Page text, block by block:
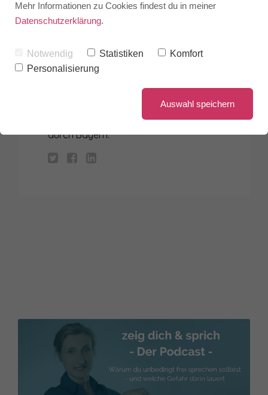
und ihren Mops durch Sylt. Franz jagt
im komplett verwahrlostenTaxiquer
durch Bayern.
Mehr Informationen zu Cookies findest du in meiner
Datenschutzerklärung.
Notwendig Statistiken
Komfort
Personalisierung
Auswahl speichern